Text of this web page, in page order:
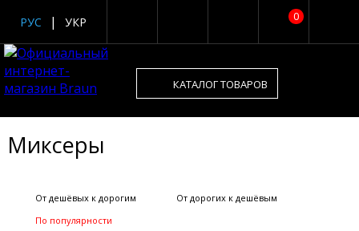
0
РУС УКР
КАТАЛОГ ТОВАРОВ
Миксеры
От дешёвых к дорогим
От дорогих к дешёвым
По популярности